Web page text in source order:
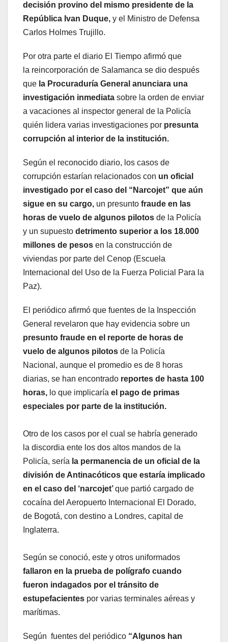
decisión provino del mismo presidente de la
República Ivan Duque, y el Ministro de Defensa
Carlos Holmes Trujillo.
Por otra parte el diario El Tiempo afirmó que
la reincorporación de Salamanca se dio después
que la Procuraduría General anunciara una
investigación inmediata sobre la orden de enviar
a vacaciones al inspector general de la Policía
quién lidera varias investigaciones por presunta
corrupción al interior de la institución.
Según el reconocido diario, los casos de
corrupción estarían relacionados con un oficial
investigado por el caso del “Narcojet” que aún
sigue en su cargo, un presunto fraude en las
horas de vuelo de algunos pilotos de la Policía
y un supuesto detrimento superior a los 18.000
millones de pesos en la construcción de
viviendas por parte del Cenop (Escuela
Internacional del Uso de la Fuerza Policial Para la
Paz).
El periódico afirmó que fuentes de la Inspección
General revelaron que hay evidencia sobre un
presunto fraude en el reporte de horas de
vuelo de algunos pilotos de la Policía
Nacional, aunque el promedio es de 8 horas
diarias, se han encontrado reportes de hasta 100
horas, lo que implicaría el pago de primas
especiales por parte de la institución.
Otro de los casos por el cual se habría generado
la discordia ente los dos altos mandos de la
Policía, sería la permanencia de un oficial de la
división de Antinacóticos que estaría implicado
en el caso del ‘narcojet’que partió cargado de
cocaína del Aeropuerto Internacional El Dorado,
de Bogotá, con destino a Londres, capital de
Inglaterra.
Según se conoció, este y otros uniformados
fallaron en la prueba de polígrafo cuando
fueron indagados por el tránsito de
estupefacientes por varias terminales aéreas y
marítimas.
Según fuentes del periódico “Algunos han